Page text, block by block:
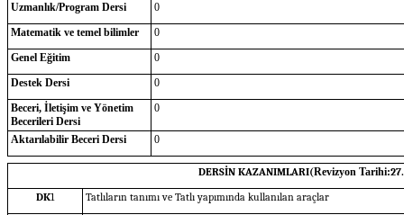
Uzmanlık/Program Dersi
0
Matematik ve temel bilimler
0
Genel Eğitim
0
Destek Dersi
0
Beceri, İletişim ve Yönetim
Becerileri Dersi
0
Aktarılabilir Beceri Dersi 0
DERSİN KAZANIMLARI(Revizyon Tarihi:
DK1
Tatlıların tanımı ve Tatlı yapımında kullanılan araçlar